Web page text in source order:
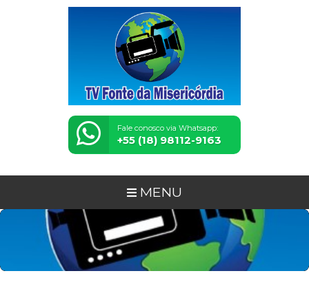
Fale conosco via Whatsapp:
+55 (18) 98112-9163
MENU